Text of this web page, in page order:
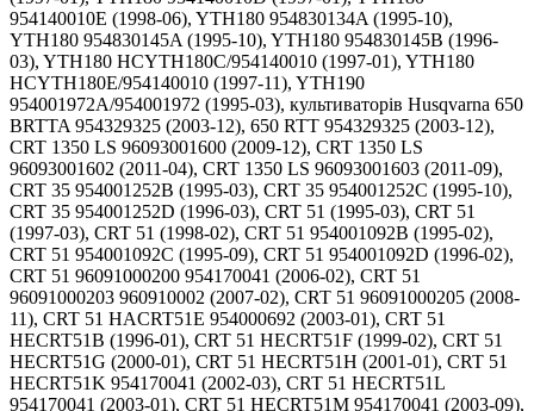
954140010E (1998-06), YTH180 954830134A (1995-10),
YTH180 954830145A (1995-10), YTH180 954830145B (1996-
03), YTH180 HCYTH180C/954140010 (1997-01), YTH180
HCYTH180E/954140010 (1997-11), YTH190
954001972A/954001972 (1995-03), культиваторів Husqvarna 650
BRTTA 954329325 (2003-12), 650 RTT 954329325 (2003-12),
CRT 1350 LS 96093001600 (2009-12), CRT 1350 LS
96093001602 (2011-04), CRT 1350 LS 96093001603 (2011-09),
CRT 35 954001252B (1995-03), CRT 35 954001252C (1995-10),
CRT 35 954001252D (1996-03), CRT 51 (1995-03), CRT 51
(1997-03), CRT 51 (1998-02), CRT 51 954001092B (1995-02),
CRT 51 954001092C (1995-09), CRT 51 954001092D (1996-02),
CRT 51 96091000200 954170041 (2006-02), CRT 51
96091000203 960910002 (2007-02), CRT 51 96091000205 (2008-
11), CRT 51 HACRT51E 954000692 (2003-01), CRT 51
HECRT51B (1996-01), CRT 51 HECRT51F (1999-02), CRT 51
HECRT51G (2000-01), CRT 51 HECRT51H (2001-01), CRT 51
HECRT51K 954170041 (2002-03), CRT 51 HECRT51L
954170041 (2003-01), CRT 51 HECRT51M 954170041 (2003-09),